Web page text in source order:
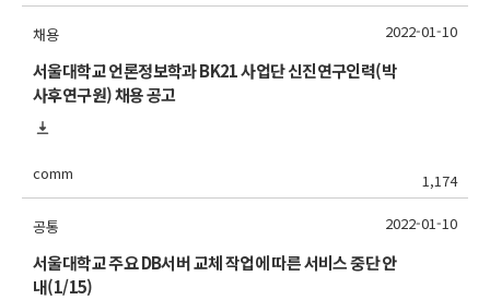
채용
서울대학교 언론정보학과 BK21 사업단 신진연구인력(박
사후연구원) 채용 공고
comm 1,174
2022-01-10
공통
서울대학교 주요 DB서버 교체 작업에 따른 서비스 중단 안
내(1/15)
2022-01-10